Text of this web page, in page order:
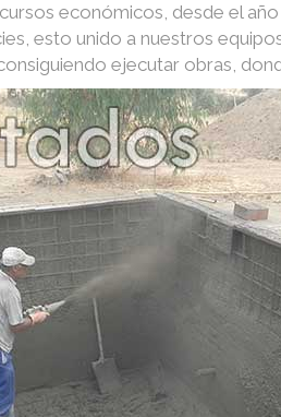
económicos, desde el
esto unido a nuestros
ejecutar obras,